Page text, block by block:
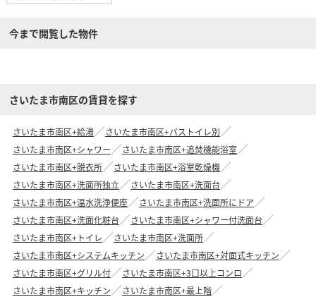
今まで閲覧した物件
さいたま市南区の賃貸を探す
さいたま市南区+給湯
さいたま市南区+バストイレ別
さいたま市南区+シャワー
さいたま市南区+追焚機能浴室
さいたま市南区+脱衣所
さいたま市南区+浴室乾燥機
さいたま市南区+洗面所独立
さいたま市南区+洗面台
さいたま市南区+温水洗浄便座
さいたま市南区+洗面所にドア
さいたま市南区+洗面化粧台
さいたま市南区+シャワー付洗面台
さいたま市南区+トイレ
さいたま市南区+洗面所
さいたま市南区+システムキッチン
さいたま市南区+対面式キッチン
さいたま市南区+グリル付
さいたま市南区+3口以上コンロ
さいたま市南区+キッチン
さいたま市南区+最上階